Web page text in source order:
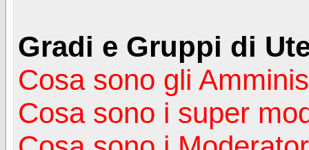
Gradi e Gruppi di
Cosa sono gli
Cosa sono i super